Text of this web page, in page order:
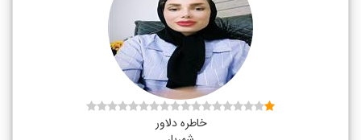
خاطره دلاور